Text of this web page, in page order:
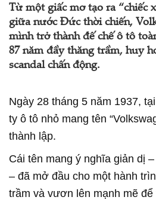
Từ một giấc mơ tạo ra “chiếc
giữa nước Đức thời chiến,
mình trở thành đế chế ô tô
87 năm đầy thăng trầm, huy
scandal chấn động.
Ngày 28 tháng 5 năm 1937,
ty ô tô nhỏ mang tên
thành lập.
Cái tên mang ý nghĩa giản dị
– đã mở đầu cho một hành
trầm và vươn lên mạnh mẽ